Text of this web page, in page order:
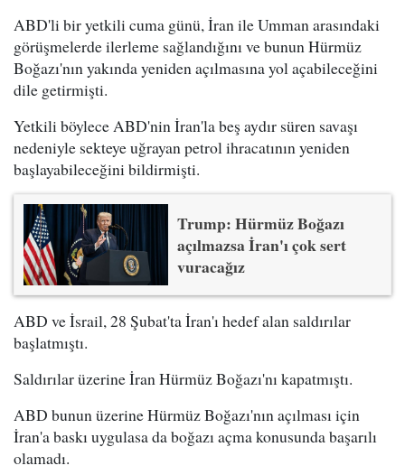
ABD'li bir yetkili cuma günü, İran ile Umman arasındaki
görüşmelerde ilerleme sağlandığını ve bunun Hürmüz
Boğazı'nın yakında yeniden açılmasına yol açabileceğini
dile getirmişti.
Yetkili böylece ABD'nin İran'la beş aydır süren savaşı
nedeniyle sekteye uğrayan petrol ihracatının yeniden
başlayabileceğini bildirmişti.
Trump: Hürmüz Boğazı
açılmazsa İran'ı çok sert
vuracağız
ABD ve İsrail, 28 Şubat'ta İran'ı hedef alan saldırılar
başlatmıştı.
Saldırılar üzerine İran Hürmüz Boğazı'nı kapatmıştı.
ABD bunun üzerine Hürmüz Boğazı'nın açılması için
İran'a baskı uygulasa da boğazı açma konusunda başarılı
olamadı.